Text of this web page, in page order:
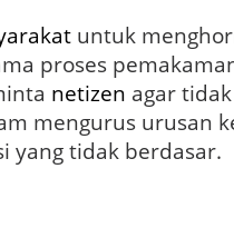
untuk
proses
netizen agar tidak
mengurus urusan
yang tidak berdasar.